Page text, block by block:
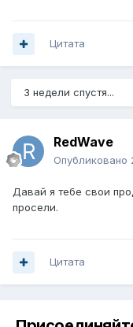
Цитата
3 недели спустя...
RedWave
Опубликовано
Давай я тебе свои
просели.
Цитата